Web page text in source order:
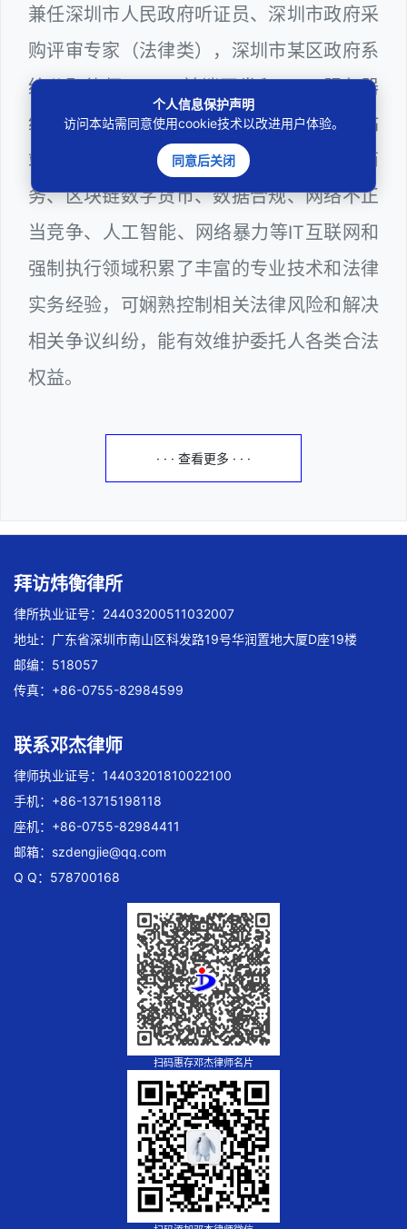
兼任深圳市人民政府听证员、深圳市政府采
购评审专家（法律类），深圳市某区政府系
统公职律师、WEB前端开发和 WEB服务器
维护工程师、计算机信息网络安全员和网站
站长多年，在软件程序、网络游戏、电子商
务、区块链数字货币、数据合规、网络不正
当竞争、人工智能、网络暴力等IT互联网和
强制执行领域积累了丰富的专业技术和法律
实务经验，可娴熟控制相关法律风险和解决
相关争议纠纷，能有效维护委托人各类合法
权益。
· · · 查看更多 · · ·
拜访炜衡律所
律所执业证号：24403200511032007
地址：广东省深圳市南山区科发路19号华润置地大厦D座19楼
邮编：518057
传真：+86-0755-82984599
联系邓杰律师
律师执业证号：14403201810022100
手机：+86-13715198118
座机：+86-0755-82984411
邮箱： szdengjie@qq.com
Q Q：578700168
扫码惠存邓杰律师名片
个人信息保护声明
访问本站需同意使用cookie技术以改进用户体验。
同意后关闭